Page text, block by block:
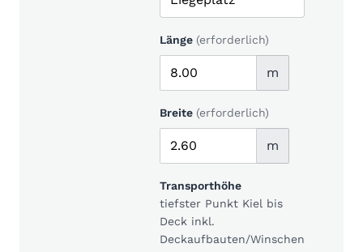
Länge (erforderlich)
m
Breite (erforderlich)
m
Transporthöhe
tiefster Punkt Kiel bis
Deck inkl.
Deckaufbauten/Winschen